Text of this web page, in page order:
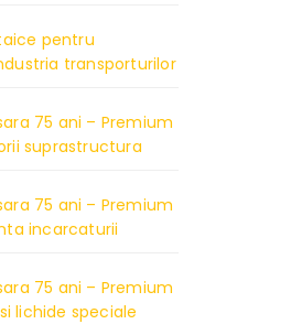
pentru
transporturilor
75 ani – Premium
suprastructura
75 ani – Premium
incarcaturii
75 ani – Premium
lichide speciale